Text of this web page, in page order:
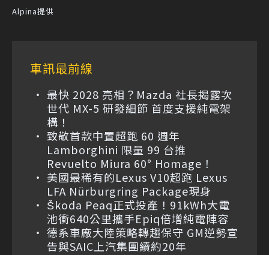
Alpina提供
車訊最前線
最快 2028 亮相？Mazda 社長揭露次
世代 MX-5 研發細節 首度支援純電架
構！
致敬首款中置超跑 60 週年
Lamborghini 限量 99 台推
Revuelto Miura 60° Homage！
美國最稀有的Lexus V10超跑 Lexus
LFA Nürburgring Package現身
Škoda Peaq正式投產！91kWh大電
池衝640公里攜手Epiq倍增純電陣容
德系車廠大陸策略轉趨保守 GM逆勢宣
告與SAIC上汽集團續約20年